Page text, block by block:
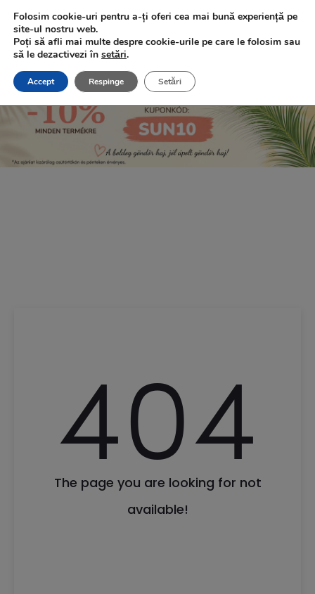
Ingyenes szállítás 20.000 Ft fölött!
404
The page you are looking for not
available!
Folosim cookie-uri pentru a-ți oferi cea mai bună experiență pe
site-ul nostru web.
Poți să afli mai multe despre cookie-urile pe care le folosim sau
să le dezactivezi în setări.
Accept Respinge Setări